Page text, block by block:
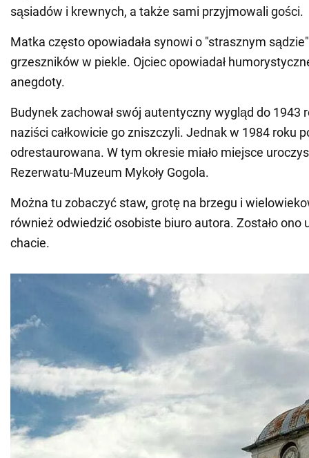
sąsiadów i krewnych, a także sami przyjmowali gości.
Matka często opowiadała synowi o "strasznym
grzeszników w piekle. Ojciec opowiadał
anegdoty.
Budynek zachował swój autentyczny wygląd do 1943
naziści całkowicie go zniszczyli. Jednak w 1984 roku
odrestaurowana. W tym okresie miało miejsce
Rezerwatu-Muzeum Mykoły Gogola.
Można tu zobaczyć staw, grotę na brzegu i
również odwiedzić osobiste biuro autora. Zostało ono
chacie.